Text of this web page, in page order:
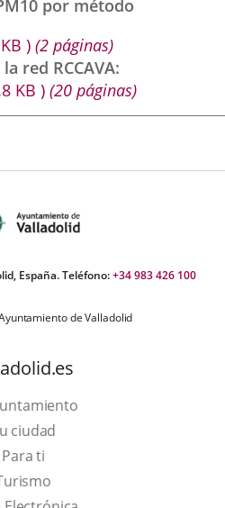
por método
KB ) (2 páginas)
red RCCAVA
KB ) (20 páginas)
España. Teléfono:+34 983 426 100
de Valladolid
ciudad
Para ti
Este